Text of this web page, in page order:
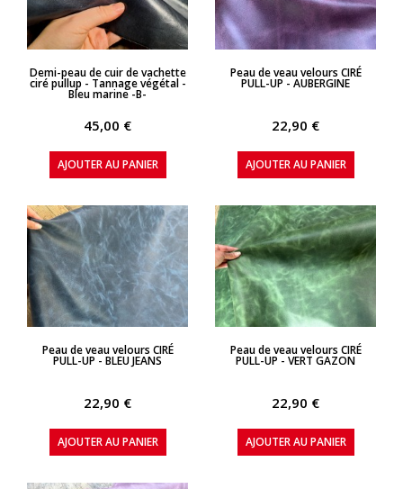
APERÇU RAPIDE
Demi-peau de cuir de vachette
ciré pullup - Tannage végétal -
Bleu marine -B-
45,00 €
AJOUTER AU PANIER
APERÇU RAPIDE
Peau de veau velours CIRÉ
PULL-UP - AUBERGINE
22,90 €
AJOUTER AU PANIER
APERÇU RAPIDE
Peau de veau velours CIRÉ
PULL-UP - BLEU JEANS
22,90 €
AJOUTER AU PANIER
APERÇU RAPIDE
Peau de veau velours CIRÉ
PULL-UP - VERT GAZON
22,90 €
AJOUTER AU PANIER